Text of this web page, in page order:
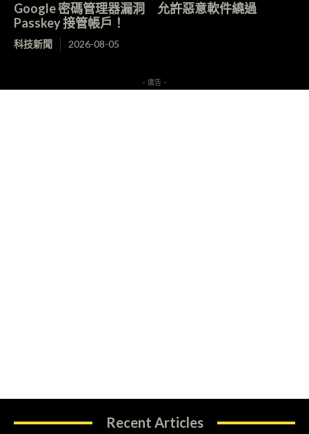
Google 密碼管理器漏洞 允許惡意軟件繞過
Passkey 接管帳戶！
科技新聞 2026-08-05
- 廣告 -
Recent Articles